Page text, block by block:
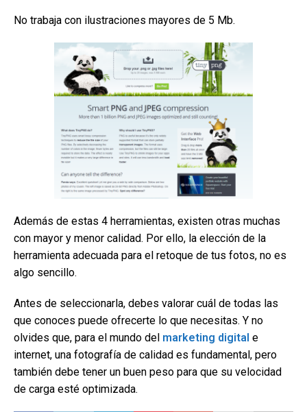
No trabaja con ilustraciones mayores de 5 Mb.
Además de estas 4 herramientas, existen otras muchas
con mayor y menor calidad. Por ello, la elección de la
herramienta adecuada para el retoque de tus fotos, no es
algo sencillo.
Antes de seleccionarla, debes valorar cuál de todas las
que conoces puede ofrecerte lo que necesitas. Y no
olvides que, para el mundo del marketing digital e
internet, una fotografía de calidad es fundamental, pero
también debe tener un buen peso para que su velocidad
de carga esté optimizada.